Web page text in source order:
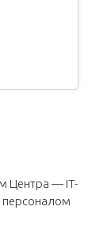
Центра — IT-
персоналом